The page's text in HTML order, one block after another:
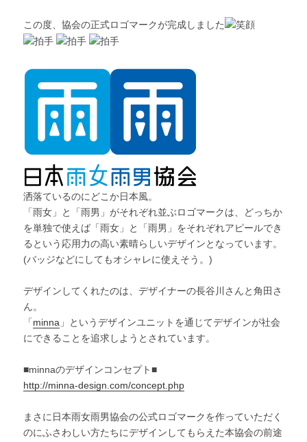
この度、協会の正式ロゴマークが完成しました
洒落ているのにどこか日本風。
「雨女」と「雨男」がそれぞれ並ぶロゴマークは、どっちか
を単独で使えば「雨女」と「雨男」をそれぞれアピールでき
るという応用力の高い素晴らしいデザインとなっています。
(バッジなどにしてもオシャレに使えそう。)
デザインしてくれたのは、デザイナーの長谷川さんと角田さ
ん。
「minna 」というデザインユニットを通じてデザインが社会
にできることを追求しようとされています。
■minnaのデザインコンセプト■
http://minna-design.com/concept.php
まさに日本雨女雨男協会の公式ロゴマークを作っていただく
のにふさわしい方たちにデザインしてもらえた本協会の前途